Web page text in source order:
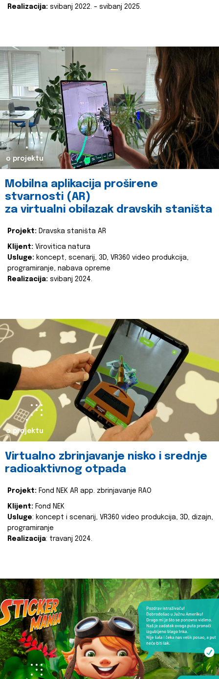
Realizacija: svibanj 2022. – svibanj 2025.
o projektu
Mobilna aplikacija proširene
stvarnosti (AR)
za virtualni obilazak dravskih staništa
Projekt: Dravska staništa AR
Klijent: Virovitica natura
Usluge: koncept, scenarij, 3D, VR360 video produkcija,
programiranje, nabava opreme
Realizacija: svibanj 2024.
o projektu
Virtualno zbrinjavanje nisko i srednje
radioaktivnog otpada
Projekt: Fond NEK AR app. zbrinjavanje RAO
Klijent: Fond NEK
Usluge: koncept i scenarij, VR360 video produkcija, 3D, dizajn,
programiranje
Realizacija: travanj 2024.